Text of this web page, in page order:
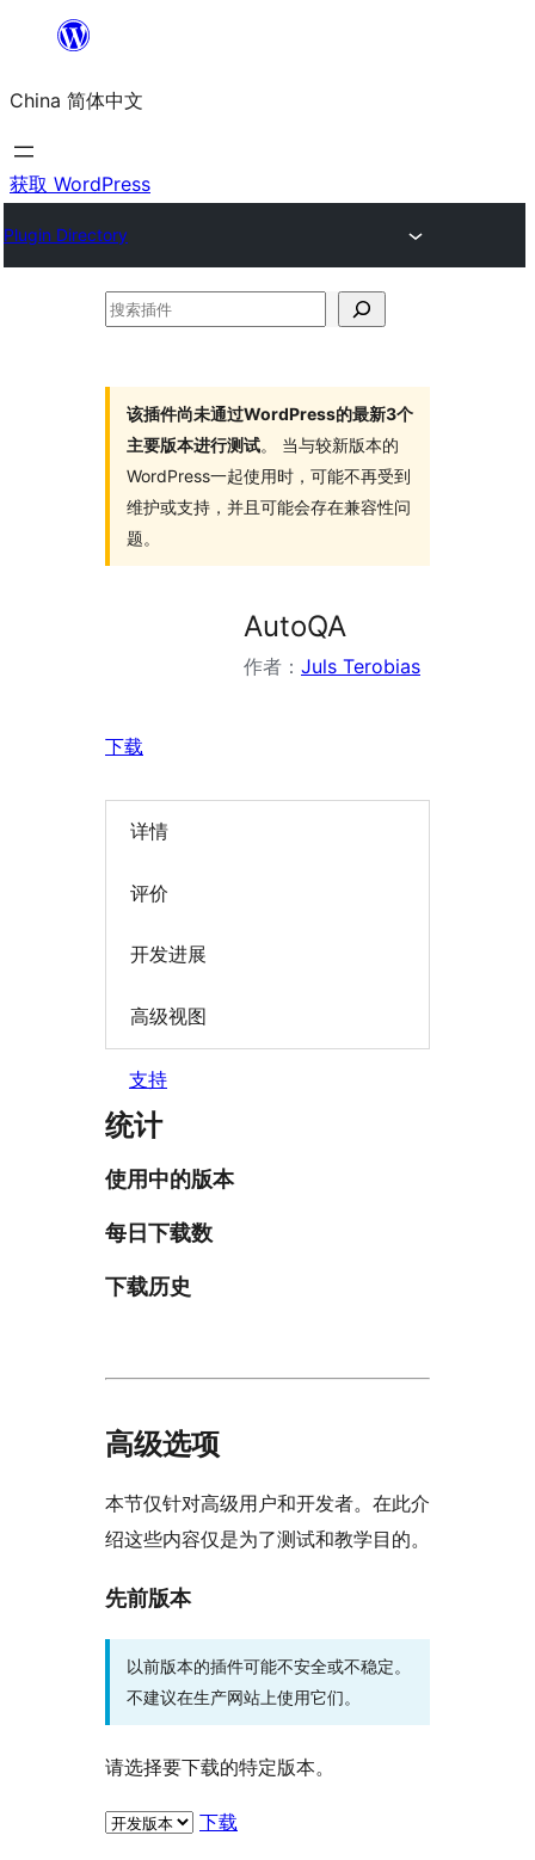
内
容
China 简体中文
获取 WordPress
Plugin Directory
搜
该插件尚未通过WordPress的最新3个
主要版本进行测试。 当与较新版本的
WordPress一起使用时，可能不再受到
维护或支持，并且可能会存在兼容性问
题。
AutoQA
作者： Juls Terobias
下载
详情
评价
开发进展
高级视图
支持
统计
使用中的版本
每日下载数
下载历史
高级选项
本节仅针对高级用户和开发者。在此介
绍这些内容仅是为了测试和教学目的。
先前版本
以前版本的插件可能不安全或不稳定。
不建议在生产网站上使用它们。
请选择要下载的特定版本。
下载